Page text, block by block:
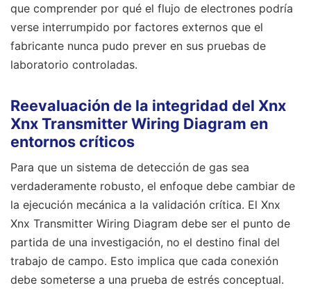
que comprender por qué el flujo de electrones podría
verse interrumpido por factores externos que el
fabricante nunca pudo prever en sus pruebas de
laboratorio controladas.
Reevaluación de la integridad del Xnx
Xnx Transmitter Wiring Diagram en
entornos críticos
Para que un sistema de detección de gas sea
verdaderamente robusto, el enfoque debe cambiar de
la ejecución mecánica a la validación crítica. El Xnx
Xnx Transmitter Wiring Diagram debe ser el punto de
partida de una investigación, no el destino final del
trabajo de campo. Esto implica que cada conexión
debe someterse a una prueba de estrés conceptual.